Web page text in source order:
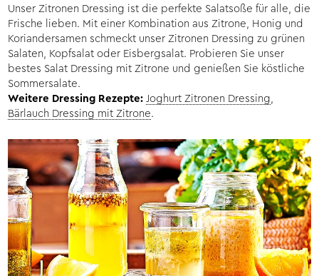
Unser Zitronen Dressing ist die perfekte Salatsoße für alle, die
Frische lieben. Mit einer Kombination aus Zitrone, Honig und
Koriandersamen schmeckt unser Zitronen Dressing zu grünen
Salaten, Kopfsalat oder Eisbergsalat. Probieren Sie unser
bestes Salat Dressing mit Zitrone und genießen Sie köstliche
Sommersalate.
Weitere Dressing Rezepte: Joghurt Zitronen Dressing
Bärlauch Dressing mit Zitrone.